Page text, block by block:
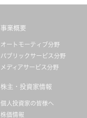
事業概要
オートモーティブ分野
パブリックサービス分野
メディアサービス分野
株主・投資家情報
個人投資家の皆様へ
株価情報